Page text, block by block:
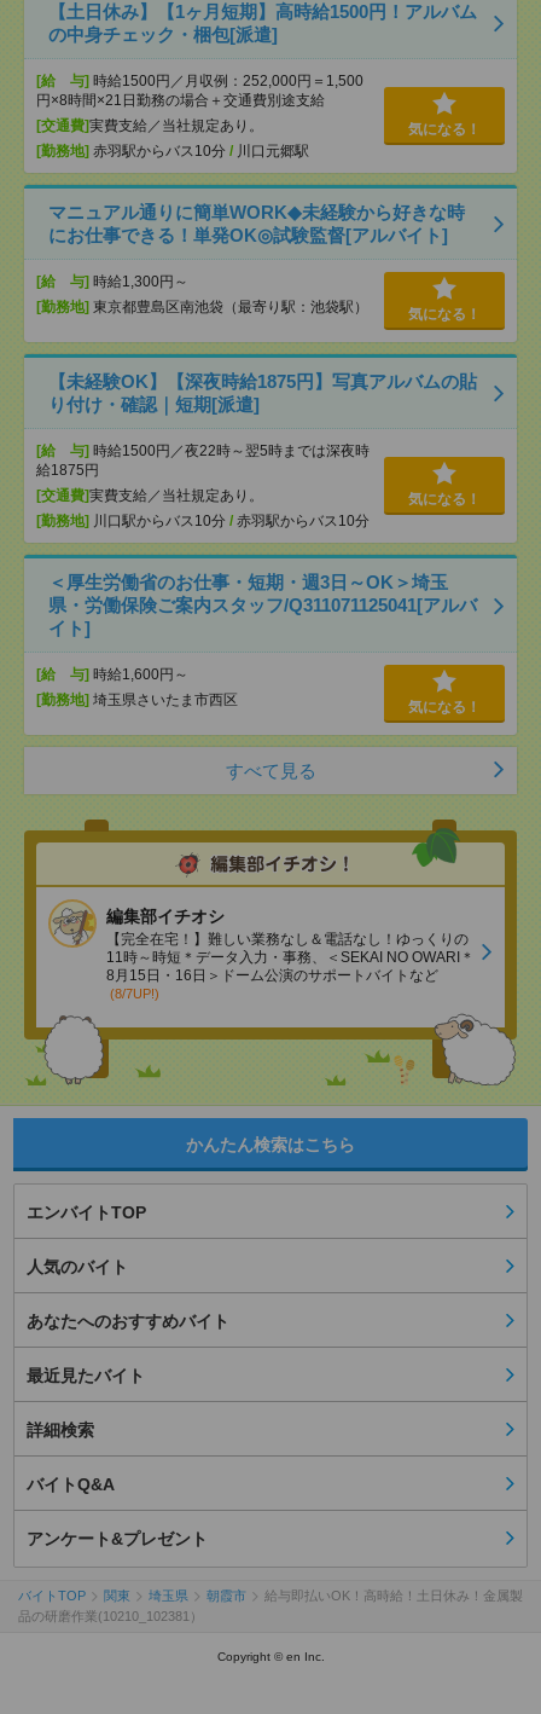
【土日休み】【1ヶ月短期】高時給1500円！アルバム
の中身チェック・梱包[派遣]
[給 与] 時給1500円／月収例：252,000円＝1,500
円×8時間×21日勤務の場合＋交通費別途支給
[交通費]実費支給／当社規定あり。
[勤務地] 赤羽駅からバス10分 / 川口元郷駅
気になる！
マニュアル通りに簡単WORK◆未経験から好きな時
にお仕事できる！単発OK◎試験監督[アルバイト]
[給 与] 時給1,300円～
[勤務地] 東京都豊島区南池袋（最寄り駅：池袋駅） 気になる！
【未経験OK】【深夜時給1875円】写真アルバムの貼
り付け・確認｜短期[派遣]
[給 与] 時給1500円／夜22時～翌5時までは深夜時
給1875円
[交通費]実費支給／当社規定あり。
[勤務地] 川口駅からバス10分 / 赤羽駅からバス10分
気になる！
＜厚生労働省のお仕事・短期・週3日～OK＞埼玉
県・労働保険ご案内スタッフ/Q311071125041[アルバ
イト]
[給 与] 時給1,600円～
[勤務地] 埼玉県さいたま市西区 気になる！
すべて見る
編集部イチオシ
【完全在宅！】難しい業務なし＆電話なし！ゆっくりの
11時～時短＊データ入力・事務、＜SEKAI NO OWARI＊
8月15日・16日＞ドーム公演のサポートバイトなど
(8/7UP!)
かんたん検索はこちら
エンバイトTOP
人気のバイト
あなたへのおすすめバイト
最近見たバイト
詳細検索
バイトQ&A
アンケート&プレゼント
バイトTOP 関東 埼玉県 朝霞市
給与即払いOK！高時給！土日休み！金属製
品の研磨作業(10210_102381）
Copyright © en Inc.